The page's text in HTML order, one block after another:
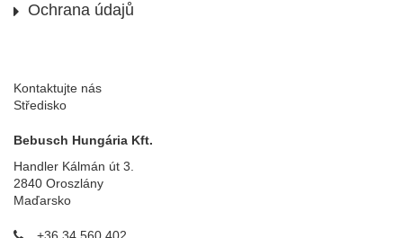
Ochrana údajů
Kontaktujte nás
Středisko
Bebusch Hungária Kft.
Handler Kálmán út 3.
2840 Oroszlány
Maďarsko